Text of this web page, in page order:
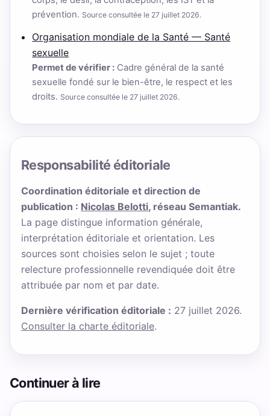
prévention. Source consultée le 27 juillet 2026.
Organisation mondiale de la Santé — Santé
sexuelle
Permet de vérifier : Cadre général de la santé
sexuelle fondé sur le bien-être, le respect et les
droits. Source consultée le 27 juillet 2026.
Responsabilité éditoriale
Coordination éditoriale et direction de
publication : Nicolas Belotti, réseau Semantiak.
La page distingue information générale,
interprétation éditoriale et orientation. Les
sources sont choisies selon le sujet ; toute
relecture professionnelle revendiquée doit être
attribuée par nom et par date.
Dernière vérification éditoriale : 27 juillet 2026.
Consulter la charte éditoriale.
Continuer à lire